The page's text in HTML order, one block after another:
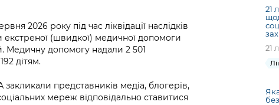
2026 року під час ліквідації наслідків
екстреної (швидкої) медичної допомоги
Медичну допомогу надали 2 501
дітям.
представників медіа, блогерів,
мереж відповідально ставитися
21
21